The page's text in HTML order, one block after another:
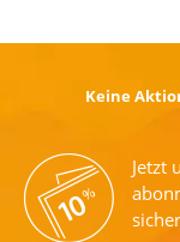
Keine
Jetzt